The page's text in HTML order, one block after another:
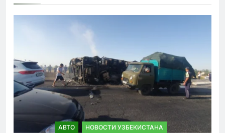
АВТО НОВОСТИ УЗБЕКИСТАНА